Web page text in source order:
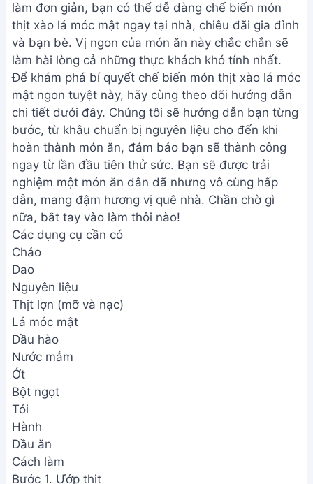
làm đơn giản, bạn có thể dễ dàng chế biến món
thịt xào lá móc mật ngay tại nhà, chiêu đãi gia đình
và bạn bè. Vị ngon của món ăn này chắc chắn sẽ
làm hài lòng cả những thực khách khó tính nhất.
Để khám phá bí quyết chế biến món thịt xào lá móc
mật ngon tuyệt này, hãy cùng theo dõi hướng dẫn
chi tiết dưới đây. Chúng tôi sẽ hướng dẫn bạn từng
bước, từ khâu chuẩn bị nguyên liệu cho đến khi
hoàn thành món ăn, đảm bảo bạn sẽ thành công
ngay từ lần đầu tiên thử sức. Bạn sẽ được trải
nghiệm một món ăn dân dã nhưng vô cùng hấp
dẫn, mang đậm hương vị quê nhà. Chần chờ gì
nữa, bắt tay vào làm thôi nào!
Các dụng cụ cần có
Chảo
Dao
Nguyên liệu
Thịt lợn (mỡ và nạc)
Lá móc mật
Dầu hào
Nước mắm
Ớt
Bột ngọt
Tỏi
Hành
Dầu ăn
Cách làm
Bước 1. Ướp thịt